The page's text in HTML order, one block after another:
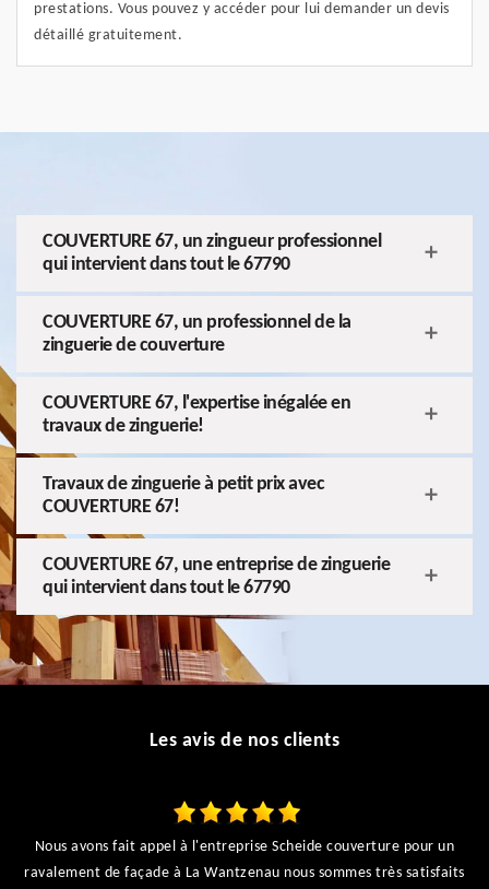
prestations. Vous pouvez y accéder pour lui demander un devis
détaillé gratuitement.
COUVERTURE 67, un zingueur professionnel
qui intervient dans tout le 67790
COUVERTURE 67, un professionnel de la
zinguerie de couverture
COUVERTURE 67, l'expertise inégalée en
travaux de zinguerie!
Travaux de zinguerie à petit prix avec
COUVERTURE 67!
COUVERTURE 67, une entreprise de zinguerie
qui intervient dans tout le 67790
Les avis de nos clients
Nous avons fait appel à l'entreprise Scheide couverture pour un
ravalement de façade à La Wantzenau nous sommes très satisfaits